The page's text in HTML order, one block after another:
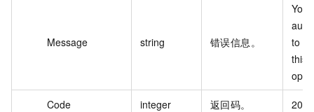
Message string 错误信息。
You
to
this
Code integer 返回码。 200